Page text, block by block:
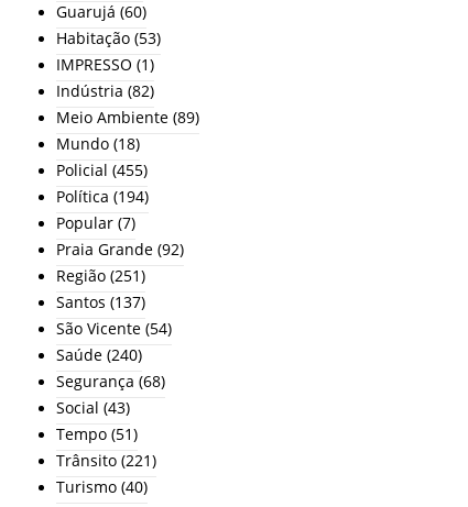
Guarujá (60)
Habitação (53)
IMPRESSO (1)
Indústria (82)
Meio Ambiente (89)
Mundo (18)
Policial (455)
Política (194)
Popular (7)
Praia Grande (92)
Região (251)
Santos (137)
São Vicente (54)
Saúde (240)
Segurança (68)
Social (43)
Tempo (51)
Trânsito (221)
Turismo (40)